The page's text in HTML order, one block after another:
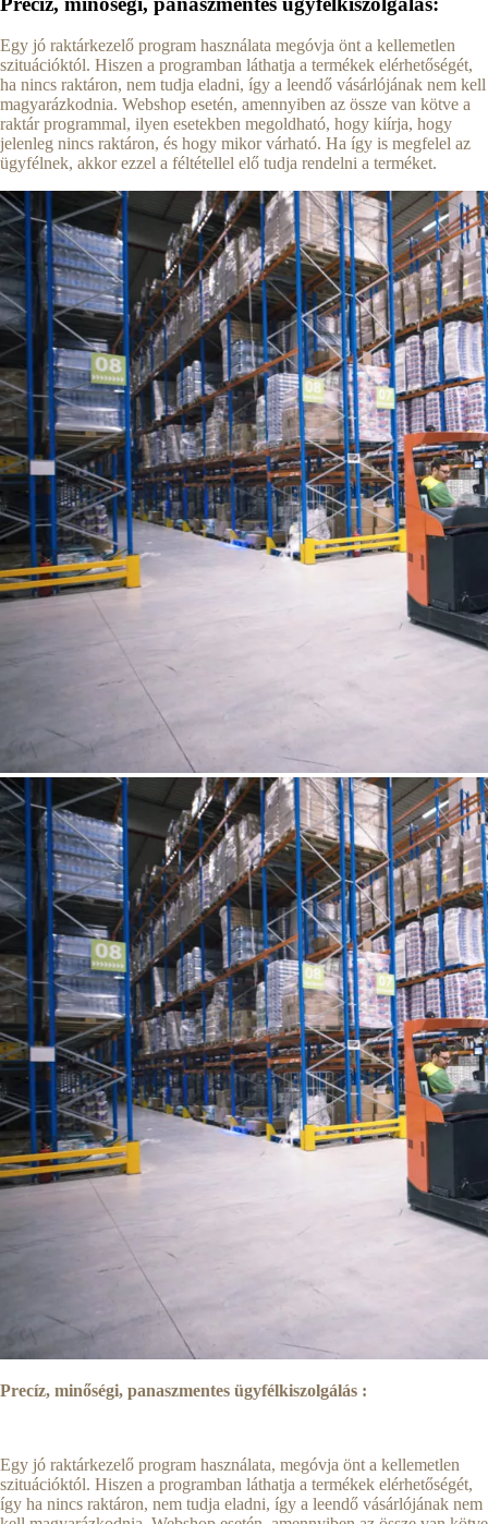
Egy jó raktárkezelő program használata megóvja önt a kellemetlen
szituációktól. Hiszen a programban láthatja a termékek elérhetőségét,
ha nincs raktáron, nem tudja eladni, így a leendő vásárlójának nem kell
magyarázkodnia. Webshop esetén, amennyiben az össze van kötve a
raktár programmal, ilyen esetekben megoldható, hogy kiírja, hogy
jelenleg nincs raktáron, és hogy mikor várható. Ha így is megfelel az
ügyfélnek, akkor ezzel a féltétellel elő tudja rendelni a terméket.
Precíz, minőségi, panaszmentes ügyfélkiszolgálás :
Egy jó raktárkezelő program használata, megóvja önt a kellemetlen
szituációktól. Hiszen a programban láthatja a termékek elérhetőségét,
így ha nincs raktáron, nem tudja eladni, így a leendő vásárlójának nem